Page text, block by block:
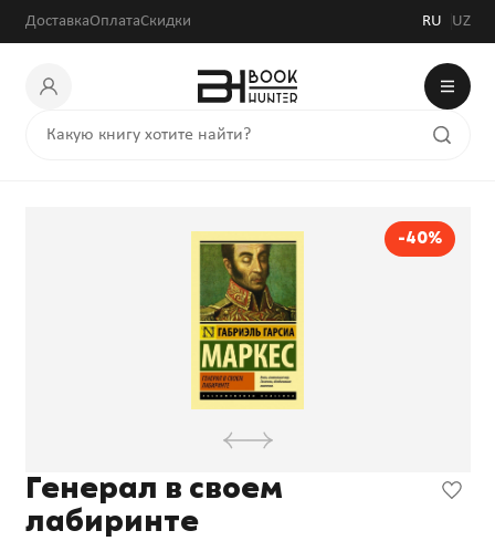
ДоставкаОплатаСкидки RU UZ
-40%
Генерал в своем
лабиринте